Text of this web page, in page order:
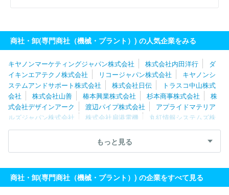
商社・卸(専門商社（機械・プラント）) の人気企業をみる
キヤノンマーケティングジャパン株式会社 株式会社内田洋行
ダ
イキンエアテクノ株式会社
リコージャパン株式会社
キヤノンシ
ステムアンドサポート株式会社
株式会社日伝
トラスコ中山株式
会社
株式会社山善 椿本興業株式会社 杉本商事株式会社
株
式会社デザインアーク
渡辺パイプ株式会社
アプライドマテリア
ルズジャパン株式会社
株式会社扇港電機
丸紅情報システムズ株
式会社
株式会社たけびし 日立建機日本株式会社
パスカル株式
ステラグループ株式会社
アズワン株式
会社
ン・フレイム
株式会社ＦＯＶＡテック
マツモト産業株式会社
西華産業株式会社
北恵株式会社
もっと見る
商社・卸(専門商社（機械・プラント）) の企業をすべて見る